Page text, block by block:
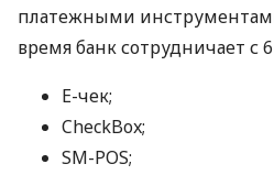
платежными
время банк сотрудничает с
E-чек;
CheckBox;
SM-POS;